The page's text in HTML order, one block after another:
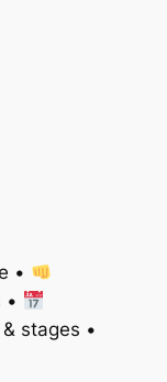
•
•
stages •